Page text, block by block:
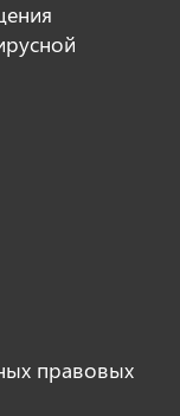
правовых